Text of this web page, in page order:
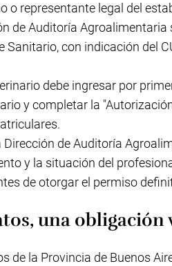
o representante legal del
de Auditoría Agroalimentaria
Sanitario, con indicación del
debe ingresar por
y completar la
Dirección de Auditoría
y la situación del
de otorgar el permiso
una obligación
de la Provincia de Buenos